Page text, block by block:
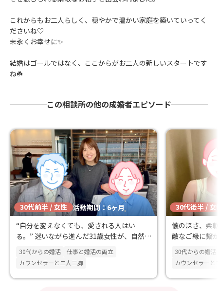
これからもお二人らしく、穏やかで温かい家庭を築いていってく
ださいね♡
末永くお幸せに✨
結婚はゴールではなく、ここからがお二人の新しいスタートです
ね☘️
この相談所の他の成婚者エピソード
30代前半 / 女性 活動期間：6ヶ月
“自分を変えなくても、愛される人はい
る。” 迷いながら進んだ31歳女性が、自然体
のまま出会えた結婚
30代からの婚活
仕事と婚活の両立
カウンセラーと二人三脚
30代後半 / 女
懐の深さ、柔
敵なご縁に繋
30代からの婚活
カウンセラーと